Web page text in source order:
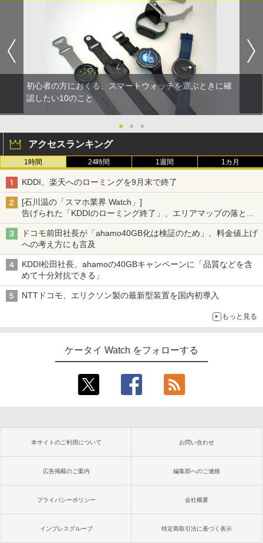
初心者の方におくる、スマートウォッチを選ぶときに確
認したい10のこと
● ● ●
アクセスランキング
1時間 24時間 1週間 1カ月
KDDI、楽天へのローミングを9月末で終了
[石川温の「スマホ業界 Watch」]
告げられた「KDDIのローミング終了」、エリアマップの落とし
穴と楽天モバイルの課題
ドコモ前田社長が「ahamo40GB化は検証のため」、料金値上げ
への考え方にも言及
KDDI松田社長、ahamoの40GBキャンペーンに「品質などを含
めて十分対抗できる」
NTTドコモ、エリクソン製の最新型装置を国内初導入
もっと見る
ケータイ Watch をフォローする
本サイトのご利用について お問い合わせ
広告掲載のご案内 編集部へのご連絡
プライバシーポリシー 会社概要
インプレスグループ 特定商取引法に基づく表示